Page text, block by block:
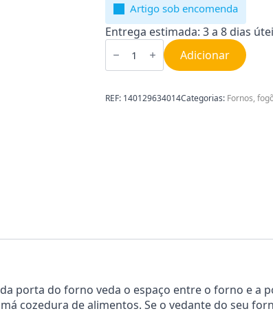
Artigo sob encomenda
Entrega estimada: 3 a 8 dias
Quantidade
de
da
do
forno
Adicionar
REF: 140129634014Categorias: Fornos,
porta do forno veda o espaço entre o forno e a
cozedura de alimentos. Se o vedante do seu